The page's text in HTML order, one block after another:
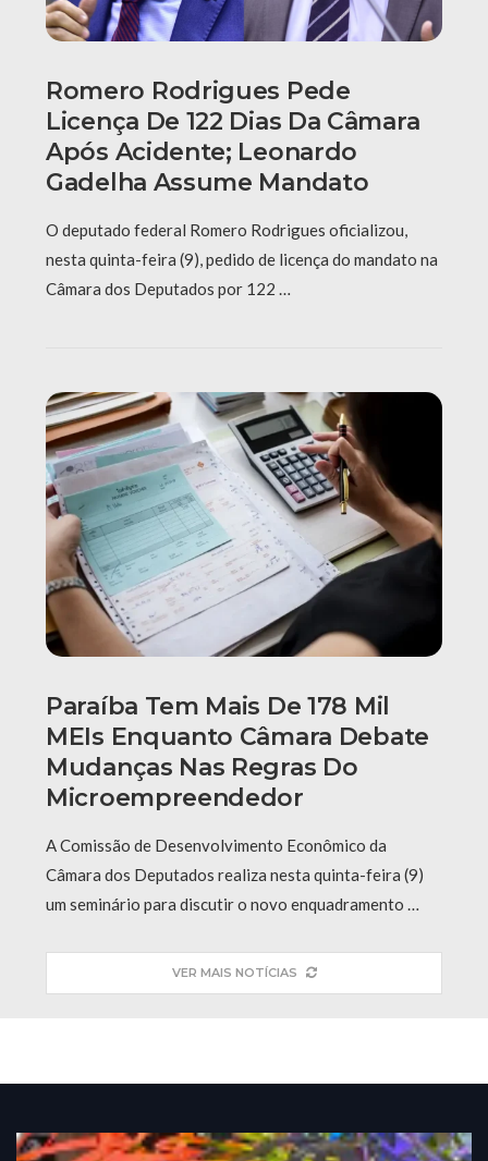
Romero Rodrigues Pede
Licença De 122 Dias Da Câmara
Após Acidente; Leonardo
Gadelha Assume Mandato
O deputado federal Romero Rodrigues oficializou,
nesta quinta-feira (9), pedido de licença do mandato na
Câmara dos Deputados por 122 …
Paraíba Tem Mais De 178 Mil
MEIs Enquanto Câmara Debate
Mudanças Nas Regras Do
Microempreendedor
A Comissão de Desenvolvimento Econômico da
Câmara dos Deputados realiza nesta quinta-feira (9)
um seminário para discutir o novo enquadramento …
VER MAIS NOTÍCIAS